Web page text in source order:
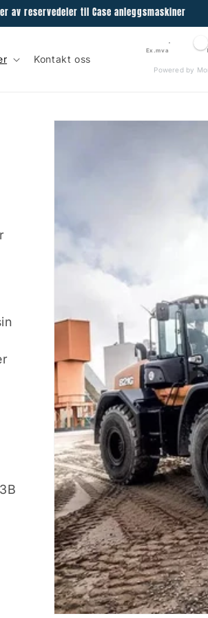
av reservedeler til Case anleggsmaskiner
Kontakt oss
Ex.mva
Powered by